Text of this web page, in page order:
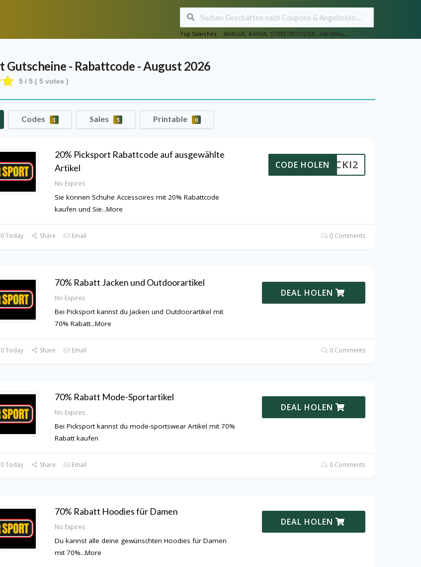
Top Searches: All4Golf, AsVIVA, STREETBOOSTER, 24bottles,...
Gutscheine - Rabattcode - August 2026
5 / 5 (5 votes )
Codes 1 Sales 5 Printable 0
20% Picksport Rabattcode auf ausgewählte
Artikel
No Expires
Sie können Schuhe Accessoires mit 20% Rabattcode
kaufen und Sie...More
PICKI2
CODE HOLEN
Today Share Email 0 Comments
70% Rabatt Jacken und Outdoorartikel
No Expires
Bei Picksport kannst du Jacken und Outdoorartikel mit
70% Rabatt...More
DEAL HOLEN
Today Share Email 0 Comments
70% Rabatt Mode-Sportartikel
No Expires
Bei Picksport kannst du mode-sportswear Artikel mit 70%
Rabatt kaufen
DEAL HOLEN
Today Share Email 0 Comments
70% Rabatt Hoodies für Damen
No Expires
Du kannst alle deine gewünschten Hoodies für Damen
mit 70%...More
DEAL HOLEN